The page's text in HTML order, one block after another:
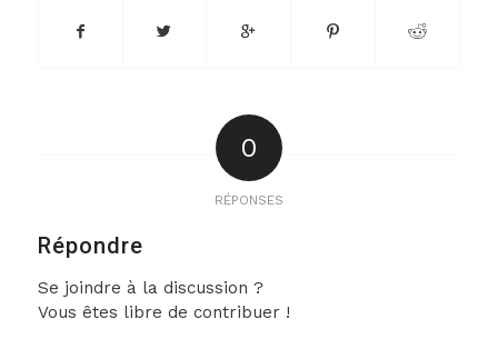
0
RÉPONSES
Répondre
Se joindre à la discussion ?
Vous êtes libre de contribuer !